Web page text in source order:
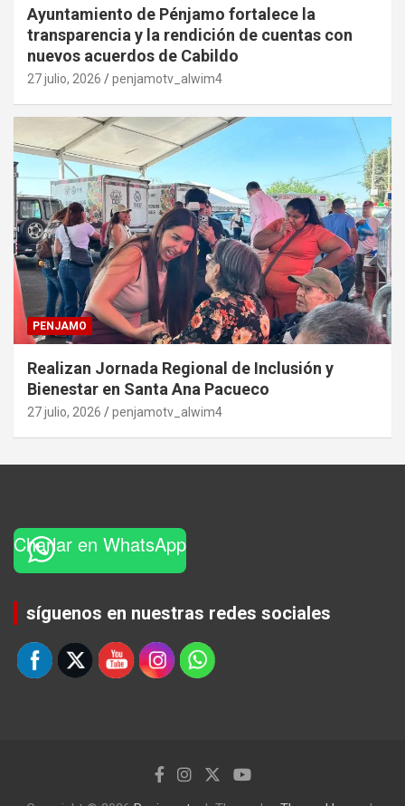
Ayuntamiento de Pénjamo fortalece la
transparencia y la rendición de cuentas con
nuevos acuerdos de Cabildo
27 julio, 2026 penjamotv_alwim4
PENJAMO
Realizan Jornada Regional de Inclusión y
Bienestar en Santa Ana Pacueco
27 julio, 2026 penjamotv_alwim4
Charlar en WhatsApp
síguenos en nuestras redes sociales